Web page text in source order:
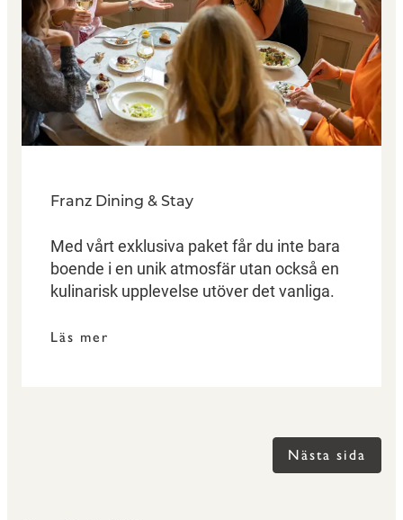
Franz Dining & Stay
Med vårt exklusiva paket får du inte bara
boende i en unik atmosfär utan också en
kulinarisk upplevelse utöver det vanliga.
Läs mer
Nästa sida